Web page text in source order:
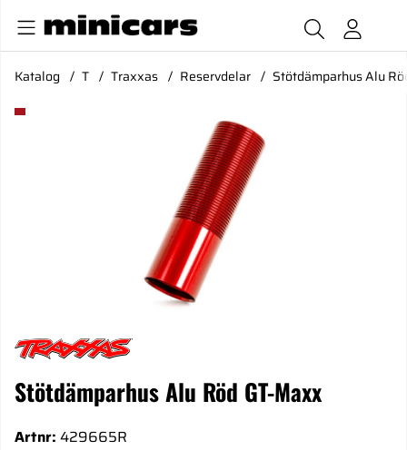
Katalog T Traxxas Reservdelar Stötdämparhus Alu
Produktbilder Stötdämparhus Alu Röd GT-Maxx
Stötdämparhus Alu Röd GT-Maxx
Artnr: 429665R